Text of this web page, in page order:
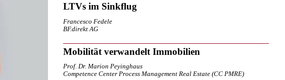
LTVs im Sinkflug
Francesco Fedele
BF.direkt AG
Mobilität verwandelt Immobilien
Prof. Dr. Marion Peyinghaus
Competence Center Process Management Real Estate (CC PMRE)